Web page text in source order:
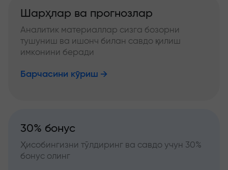
Шарҳлар ва прогнозлар
Аналитик материаллар сизга бозорни
тушуниш ва ишонч билан савдо қилиш
имконини беради
Барчасини кўриш
30% бонус
Ҳисобингизни тўлдиринг ва савдо учун 30%
бонус олинг